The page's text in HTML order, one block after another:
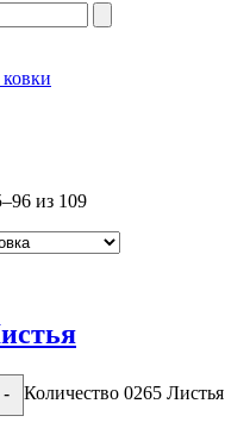
из 109
- Количество 0265 Листья